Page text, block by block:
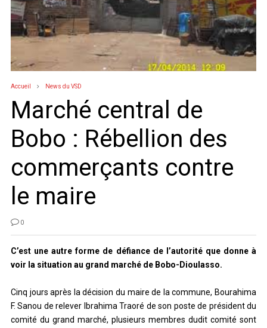
Accueil News du VSD
Marché central de
Bobo : Rébellion des
commerçants contre
le maire
0
C’est une autre forme de défiance de l’autorité que donne à
voir la situation au grand marché de Bobo-Dioulasso.
Cinq jours après la décision du maire de la commune, Bourahima
F. Sanou de relever Ibrahima Traoré de son poste de président du
comité du grand marché, plusieurs membres dudit comité sont